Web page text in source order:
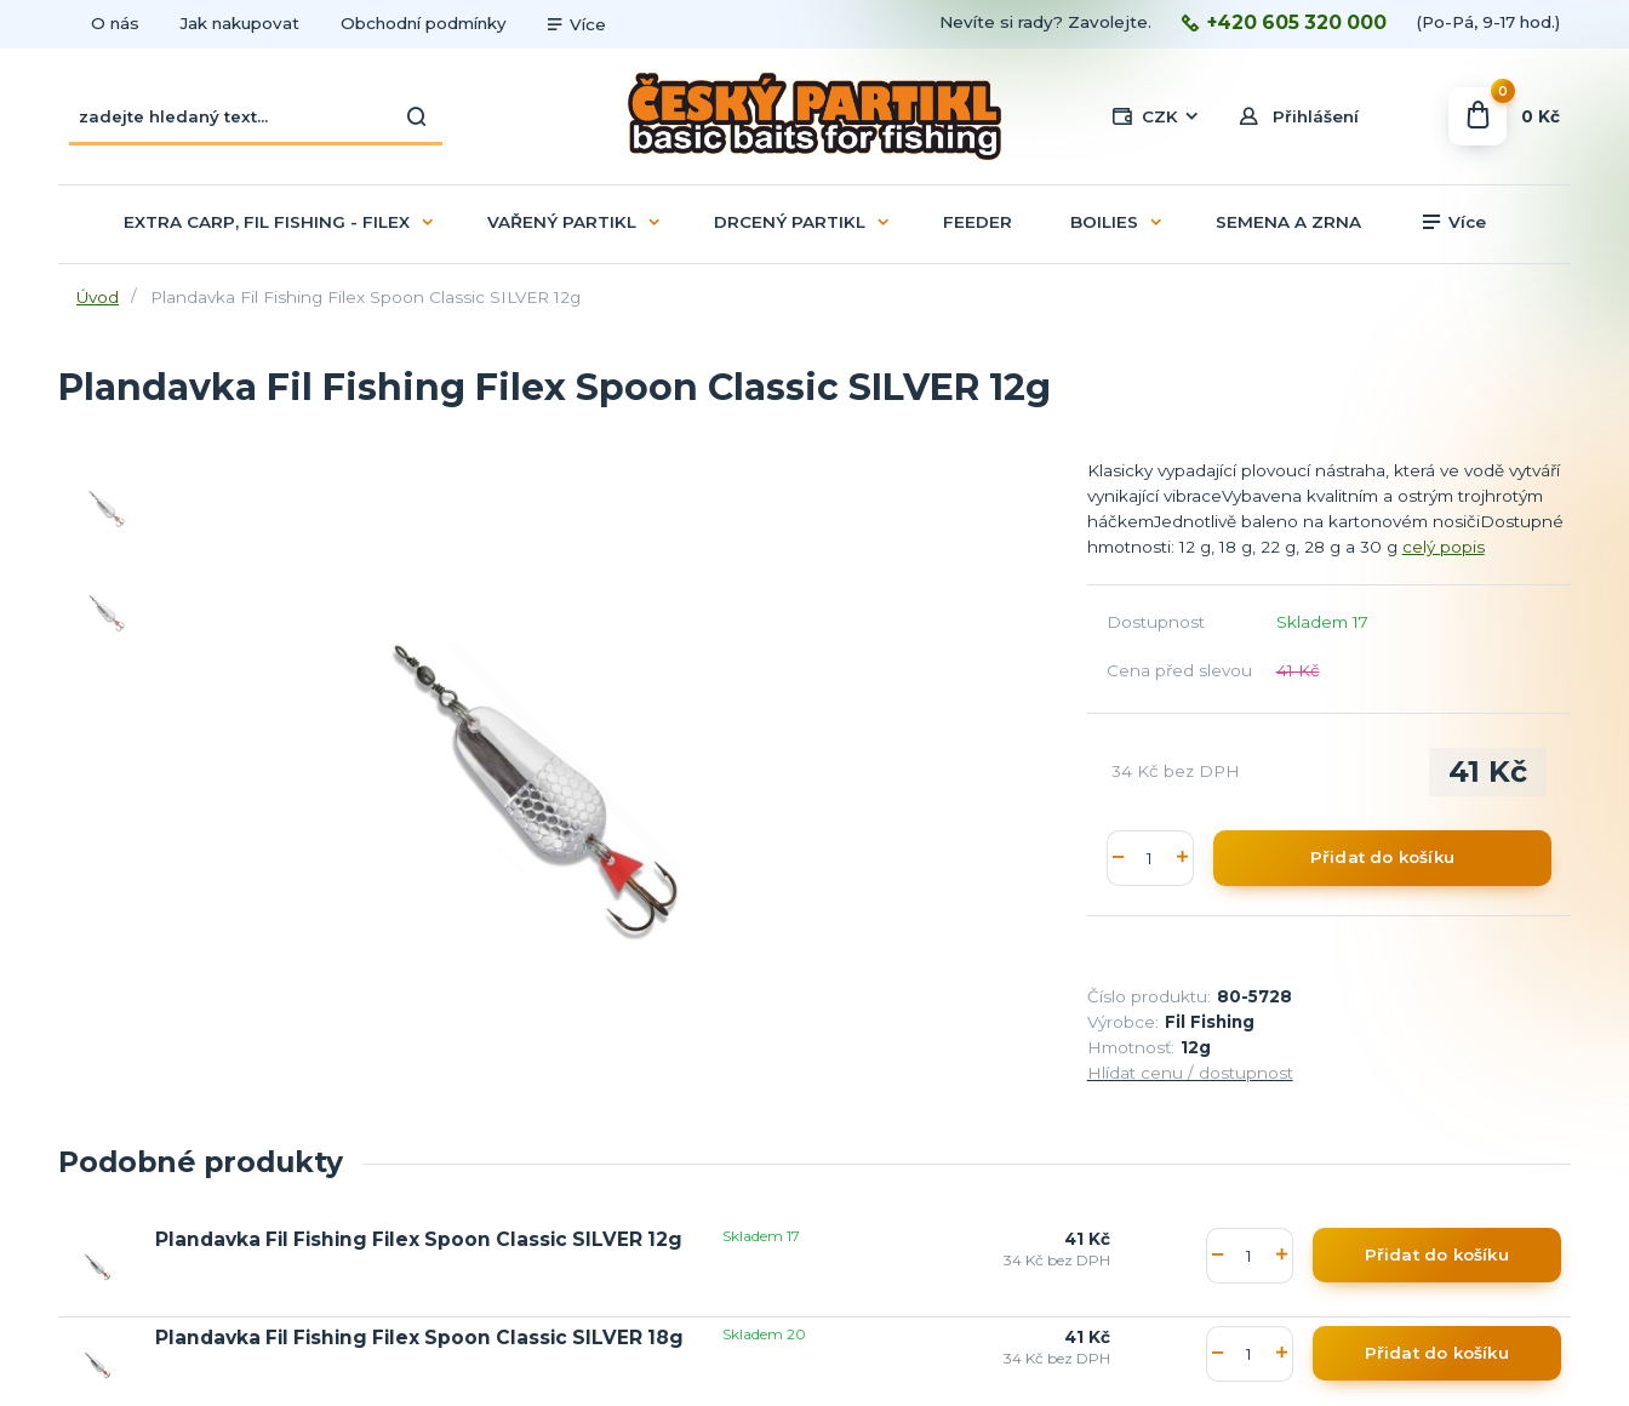
O nás Jak nakupovat Obchodní podmínky Více
CZK Přihlášení
Nevíte si rady? Zavolejte. +420 605 320 000 (Po-Pá, 9-17 hod.)
0
0 Kč
EXTRA CARP, FIL FISHING - FILEX VAŘENÝ PARTIKL DRCENÝ PARTIKL FEEDER BOILIES SEMENA A ZRNA Více
Úvod Plandavka Fil Fishing Filex Spoon Classic SILVER 12g
Plandavka Fil Fishing Filex Spoon Classic SILVER 12g
Klasicky vypadající plovoucí nástraha, která ve vodě vytváří
vynikající vibraceVybavena kvalitním a ostrým trojhrotým
háčkemJednotlivě baleno na kartonovém nosičiDostupné
hmotnosti: 12 g, 18 g, 22 g, 28 g a 30 g celý popis
Dostupnost Skladem 17
Cena před slevou 41 Kč
41 Kč
34 Kč bez DPH
Přidat do košíku
Číslo produktu: 80-5728
Výrobce: Fil Fishing
Hmotnosť: 12g
Hlídat cenu / dostupnost
Podobné produkty
Plandavka Fil Fishing Filex Spoon Classic SILVER 12g 41 Kč
34 Kč bez DPH
Skladem 17
Přidat do košíku
Plandavka Fil Fishing Filex Spoon Classic SILVER 18g 41 Kč
34 Kč bez DPH
Skladem 20
Přidat do košíku